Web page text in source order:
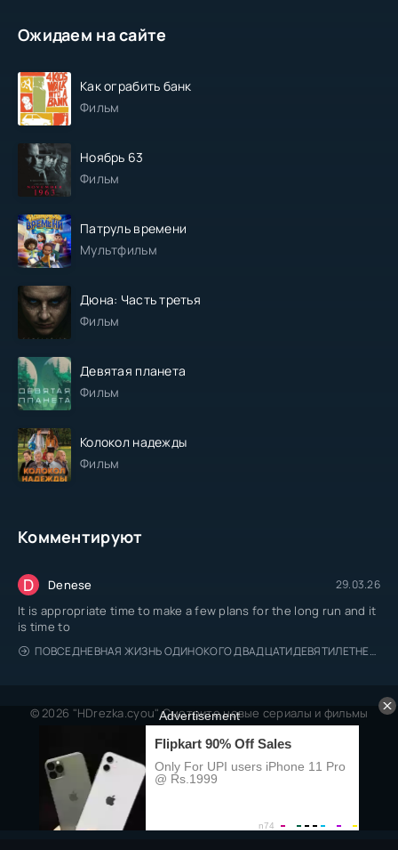
Ожидаем на сайте
Как ограбить банк
Фильм
Ноябрь 63
Фильм
Патруль времени
Мультфильм
Дюна: Часть третья
Фильм
Девятая планета
Фильм
Колокол надежды
Фильм
Комментируют
D Denese 29.03.26
It is appropriate time to make a few plans for the long run and it
is time to
ПОВСЕДНЕВНАЯ ЖИЗНЬ ОДИНОКОГО ДВАДЦАТИДЕВЯТИЛЕТНЕГО АВАНТЮРИСТА
© 2026 "HDrezka.cyou" Смотрите новые сериалы и фильмы
Все права защищены, берегитесь пиратов.
Правообладателям